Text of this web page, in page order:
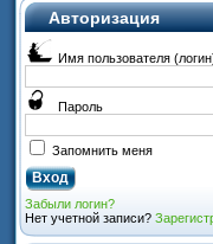
Авторизация
Имя пользователя
Пароль
Запомнить меня
Забыли логин?
Нет учетной записи?